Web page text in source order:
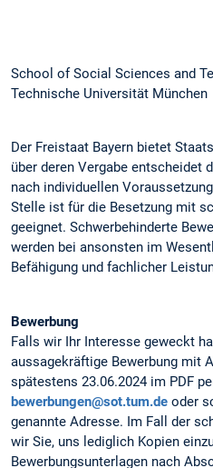
School of Social Sciences and
Technische Universität München
Der Freistaat Bayern bietet
über deren Vergabe entscheidet
nach individuellen
Stelle ist für die Besetzung mit
geeignet. Schwerbehinderte
werden bei ansonsten im
Befähigung und fachlicher
Bewerbung
Falls wir Ihr Interesse geweckt
aussagekräftige Bewerbung mit
spätestens 23.06.2024 im PDF
bewerbungen@sot.tum.de oder
genannte Adresse. Im Fall der
wir Sie, uns lediglich Kopien
Bewerbungsunterlagen nach